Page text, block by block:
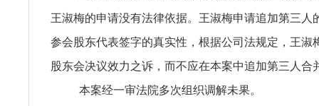
王淑梅的申请没有法律依据。王淑梅申请追加第三人
参会股东代表签字的真实性，根据公司法规定，王淑
股东会决议效力之诉，而不应在本案中追加第三人合
本案经一审法院多次组织调解未果。